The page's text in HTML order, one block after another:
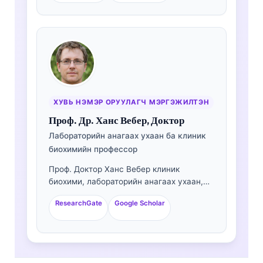
мэргэшлийн гэрчилгээтэй бөгөөд
болон лабораторийн шинжилгээний
талаар өргөнөөр нийтэлсэн.
ХУВЬ НЭМЭР ОРУУЛАГЧ МЭРГЭЖИЛТЭН
Проф. Др. Ханс Вебер, Доктор
Лабораторийн анагаах ухаан ба клиник
биохимийн профессор
Проф. Доктор Ханс Вебер клиник
биохими, лабораторийн анагаах ухаан,
биомаркерийн судалгаанд 30+ жилийн
туршлагатай. Германы Клиник химийн
нийгэмлэгийн (German Society for Clinical
байсан тэрээр оношилгооны багцын
ResearchGate Google Scholar